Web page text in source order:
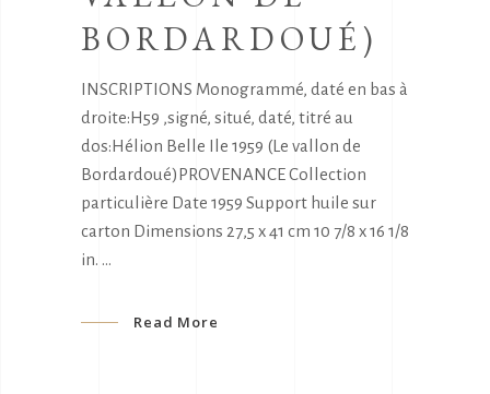
BORDARDOUÉ)
INSCRIPTIONS Monogrammé, daté en bas à
droite:H59 ,signé, situé, daté, titré au
dos:Hélion Belle Ile 1959 (Le vallon de
Bordardoué)PROVENANCE Collection
particulière Date 1959 Support huile sur
carton Dimensions 27,5 x 41 cm 10 7/8 x 16 1/8
in.
Read More